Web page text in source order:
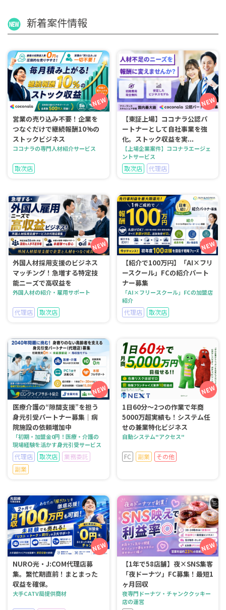
新着案件情報
営業の売り込み不要！企業を
つなぐだけで継続報酬10%の
ストックビジネス
ココナラの専門人材紹介サービス
取次店
【東証上場】ココナラ公認パ
ートナーとして自社事業を強
化。ストック収益を実...
【上場企業案件】ココナラエージェ
ントサービス
取次店 代理店
外国人材採用支援のビジネス
マッチング！急増する特定技
能ニーズで高収益を
外国人材の紹介・雇用サポート
代理店 取次店
【紹介で100万円】「AI×フリ
ースクール」FCの紹介パート
ナー募集
「AI×フリースクール」FCの加盟店
紹介
代理店 取次店
医療介護の“隙間支援”を担う
身元引受パートナー募集｜病
院施設の依頼増加中
「初期・加盟金0円！医療・介護の
現場経験を活かす身元引受サービス
代理店 取次店
業務委託
副業
1日60分～2つの作業で年商
5000万超実績も！システム任
せの兼業特化ビジネス
自動システム"アクセス"
FC 副業 その他
NURO光・J:COM代理店募
集。繁忙期直前！まとまった
収益を確保。
大手CATV局提供商材
【1年で58店舗】夜×SNS集客
「夜ドーナツ」FC募集！最短1
ヶ月回収
夜専門ドーナツ・チャンククッキー
店の運営